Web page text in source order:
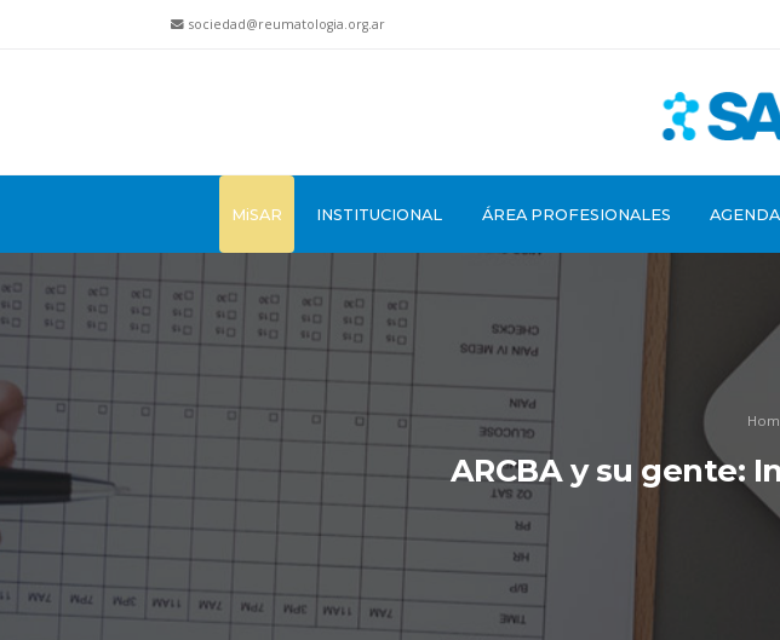
sociedad@reumatologia.org.ar
MiSAR INSTITUCIONAL ÁREA PROFESIONALES AGENDA
ARCBA y su gente: